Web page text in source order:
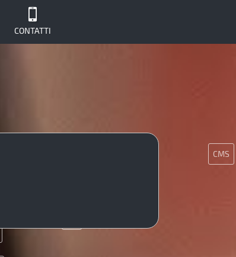
CONTATTI
CMS